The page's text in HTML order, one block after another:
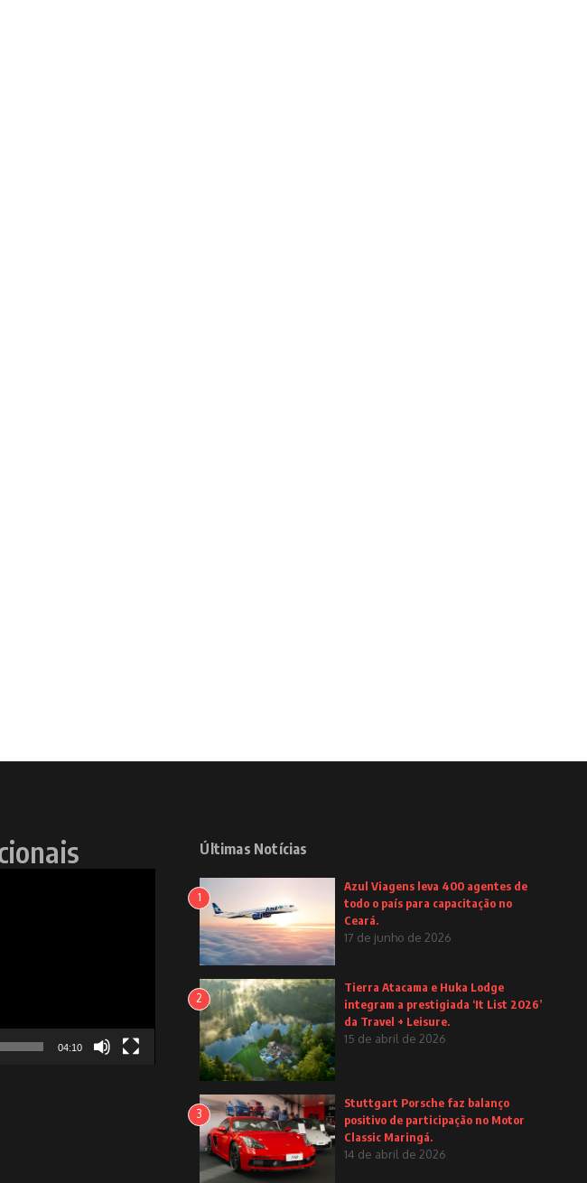
04:10
Últimas Notícias
1
Azul Viagens leva 400 agentes de
todo o país para capacitação no
Ceará.
17 de junho de 2026
2
Tierra Atacama e Huka Lodge
integram a prestigiada ‘It List 2026’
da Travel + Leisure.
15 de abril de 2026
3
Stuttgart Porsche faz balanço
positivo de participação no Motor
Classic Maringá.
14 de abril de 2026